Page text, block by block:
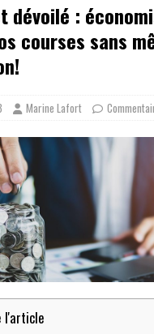
dévoilé :
courses sans
Marine Lafort
l'article